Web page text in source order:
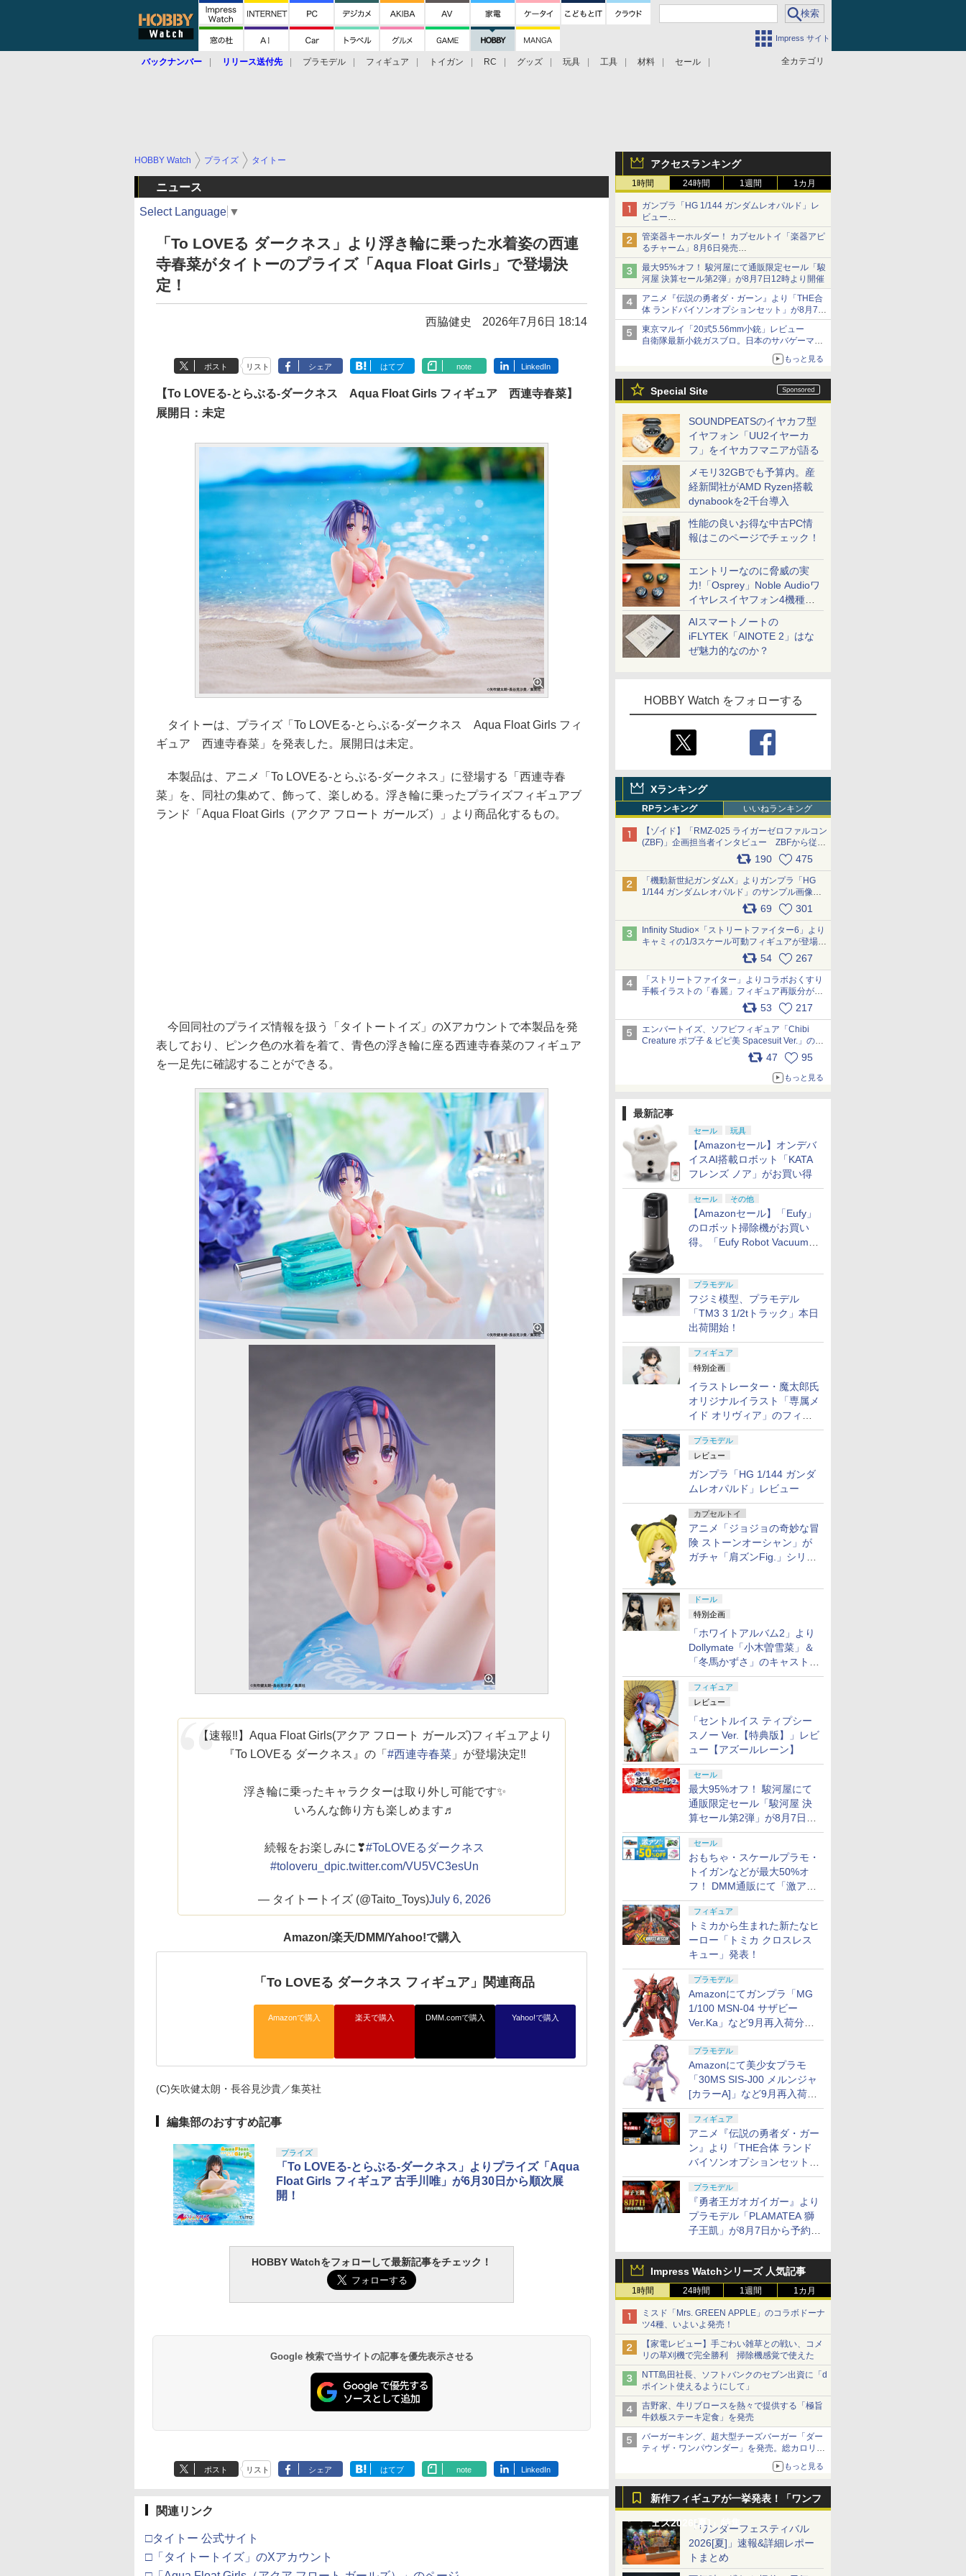
Impress サイト
全カテゴリ
バックナンバー リリース送付先 プラモデル フィギュア トイガン RC グッズ 玩具 工具 材料 セール
アクセスランキング
1時間 24時間 1週間 1カ月
ガンプラ「HG 1/144 ガンダムレオパルド」レ
ビュー
『機動新世紀ガンダムX』30周年！インナーア
ームガトリングの変形機構まで再現し最新フォ
ーマットでキット化！
管楽器キーホルダー！ カプセルトイ「楽器アピ
るチャーム」8月6日発売
チューバ、テナサクなど5種各3色
最大95%オフ！ 駿河屋にて通販限定セール「駿
河屋 決算セール第2弾」が8月7日12時より開催
アニメ『伝説の勇者ダ・ガーン』より「THE合
体 ランドバイソンオプションセット」が8月7日
から予約受付開始！
東京マルイ「20式5.56mm小銃」レビュー
自衛隊最新小銃ガスブロ。日本のサバゲーマー
もっと見る
Special Site
SOUNDPEATSのイヤカフ型
イヤフォン「UU2イヤーカ
フ」をイヤカフマニアが語る
メモリ32GBでも予算内。産
経新聞社がAMD Ryzen搭載
dynabookを2千台導入
性能の良いお得な中古PC情
報はこのページでチェック！
エントリーなのに脅威の実
力!「Osprey」Noble Audioワ
イヤレスイヤフォン4機種を
一気に聴く
AIスマートノートの
iFLYTEK「AINOTE 2」はな
ぜ魅力的なのか？
HOBBY Watch をフォローする
Xランキング
RPランキング いいねランキング
【ゾイド】「RMZ-025 ライガーゼロファルコン
(ZBF)」企画担当者インタビュー ZBFから従来
デザインまで再現可能なボリューム満点のキッ
ト pic.x.com/6zOqQAQKkX
190 475
「機動新世紀ガンダムX」よりガンプラ「HG
1/144 ガンダムレオパルド」のサンプル画像が
69 301
Infinity Studio×「ストリートファイター6」より
キャミィの1/3スケール可動フィギュアが登場
54 267
「ストリートファイター」よりコラボおくすり
手帳イラストの「春麗」フィギュア再販分が本
日出荷開始 pic.x.com/toUc1MHr41
53 217
エンバートイズ、ソフビフィギュア「Chibi
Creature ポプ子 & ピピ美 Spacesuit Ver.」の発
売中止を発表 pic.x.com/Ri45iFeYjn
47 95
もっと見る
最新記事
セール 玩具
【Amazonセール】オンデバ
イスAI搭載ロボット「KATA
フレンズ ノア」がお買い得
セール その他
【Amazonセール】「Eufy」
のロボット掃除機がお買い
得。「Eufy Robot Vacuum
プラモデル
フジミ模型、プラモデル
「TM3 3 1/2tトラック」本日
出荷開始！
フィギュア
特別企画
イラストレーター・魔太郎氏
オリジナルイラスト「専属メ
イド オリヴィア」のフィギ
ュア彩色原型が東京フィギュ
アギャラリーにて展示中
プラモデル
レビュー
ガンプラ「HG 1/144 ガンダ
ムレオパルド」レビュー
カプセルトイ
アニメ「ジョジョの奇妙な冒
険 ストーンオーシャン」が
ガチャ「肩ズンFig.」シリー
ドール
特別企画
「ホワイトアルバム2」より
Dollymate「小木曽雪菜」＆
「冬馬かずさ」のキャストド
ール実物見本が東京フィギュ
アギャラリーにて展示中
フィギュア
レビュー
「セントルイス ティプシー
スノー Ver.【特典版】」レビ
ュー【アズールレーン】
セール
最大95%オフ！ 駿河屋にて
通販限定セール「駿河屋 決
算セール第2弾」が8月7日12
時より開催
セール
おもちゃ・スケールプラモ・
トイガンなどが最大50%オ
フ！ DMM通販にて「激ア
ツ！おもちゃ・ホビー夏セー
ル」が開催
フィギュア
トミカから生まれた新たなヒ
ーロー「トミカ クロスレス
キュー」発表！
プラモデル
Amazonにてガンプラ「MG
1/100 MSN-04 サザビー
Ver.Ka」など9月再入荷分が
プラモデル
Amazonにて美少女プラモ
「30MS SIS-J00 メルンジャ
[カラーA]」など9月再入荷分
が販売再開！
フィギュア
アニメ『伝説の勇者ダ・ガー
ン』より「THE合体 ランド
バイソンオプションセット」
が8月7日から予約受付開始！
プラモデル
『勇者王ガオガイガー』より
プラモデル「PLAMATEA 獅
子王凱」が8月7日から予約受
Impress Watchシリーズ 人気記事
1時間 24時間 1週間 1カ月
ミスド「Mrs. GREEN APPLE」のコラボドーナ
ツ4種、いよいよ発売！
【家電レビュー】手ごわい雑草との戦い、コメ
リの草刈機で完全勝利 掃除機感覚で使えた
NTT島田社長、ソフトバンクのセブン出資に「d
ポイント使えるようにして」
吉野家、牛リブロースを熱々で提供する「極旨
牛鉄板ステーキ定食」を発売
バーガーキング、超大型チーズバーガー「ダー
ティ ザ・ワンパウンダー」を発売。総カロリー
もっと見る
新作フィギュアが一挙発表！「ワンフ
ェス2026[夏]」特集「ワンダーフェスティバル
2026[夏]」速報&詳細レポー
トまとめ
HOBBY Watch プライズ タイトー
ニュース
Select Language ▼
「To LOVEる ダークネス」より浮き輪に乗った水着姿の西連
寺春菜がタイトーのプライズ「Aqua Float Girls」で登場決
定！
西脇健史 2026年7月6日 18:14
ポスト リスト シェア はてブ note LinkedIn
【To LOVEる-とらぶる-ダークネス Aqua Float Girls フィギュア 西連寺春菜】
展開日：未定
タイトーは、プライズ「To LOVEる-とらぶる-ダークネス Aqua Float Girls フィ
ギュア 西連寺春菜」を発表した。展開日は未定。
本製品は、アニメ「To LOVEる-とらぶる-ダークネス」に登場する「西連寺春
菜」を、同社の集めて、飾って、楽しめる。浮き輪に乗ったプライズフィギュアブ
ランド「Aqua Float Girls（アクア フロート ガールズ）」より商品化するもの。
今回同社のプライズ情報を扱う「タイトートイズ」のXアカウントで本製品を発
表しており、ピンク色の水着を着て、青色の浮き輪に座る西連寺春菜のフィギュア
を一足先に確認することができる。
【速報‼】Aqua Float Girls(アクア フロート ガールズ)フィギュアより
『To LOVEる ダークネス』の「 #西連寺春菜」が登場決定‼
浮き輪に乗ったキャラクターは取り外し可能です✨
いろんな飾り方も楽しめます♬
続報をお楽しみに❣#ToLOVEるダークネス
#toloveru_dpic.twitter.com/VU5VC3esUn
— タイトートイズ (@Taito_Toys)July 6, 2026
Amazon/楽天/DMM/Yahoo!で購入
「To LOVEる ダークネス フィギュア」関連商品
Amazonで購入 楽天で購入 DMM.comで購入 Yahoo!で購入
(C)矢吹健太朗・長谷見沙貴／集英社
編集部のおすすめ記事
プライズ
「To LOVEる-とらぶる-ダークネス」よりプライズ「Aqua
Float Girls フィギュア 古手川唯」が6月30日から順次展
開！
HOBBY Watchをフォローして最新記事をチェック！
Google 検索で当サイトの記事を優先表示させる
ポスト リスト シェア はてブ note LinkedIn
関連リンク
□タイトー 公式サイト
□「タイトートイズ」のXアカウント